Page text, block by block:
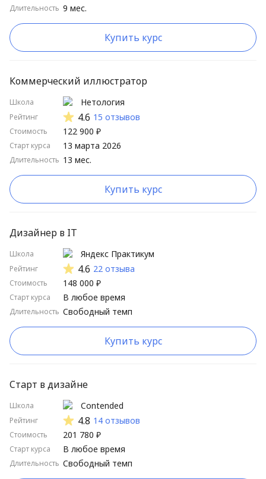
Школы от А до Я
Длительные курсы сначала
Короткие курсы сначала
Высокий рейтинг
Низкий рейтинг
Длительность 9 мес.
Купить курс
Коммерческий иллюстратор
Школа
Рейтинг
Стоимость
Старт курса
Длительность
Нетология
4.6 15 отзывов
122 900 ₽
13 мес.
13 марта 2026
Купить курс
Дизайнер в IT
Школа
Рейтинг
Стоимость
Старт курса
Длительность
Яндекс Практикум
4.6 22 отзыва
148 000 ₽
Свободный темп
В любое время
Купить курс
Старт в дизайне
Школа
Рейтинг
Стоимость
Старт курса
Длительность
Contended
4.8 14 отзывов
201 780 ₽
Свободный темп
В любое время